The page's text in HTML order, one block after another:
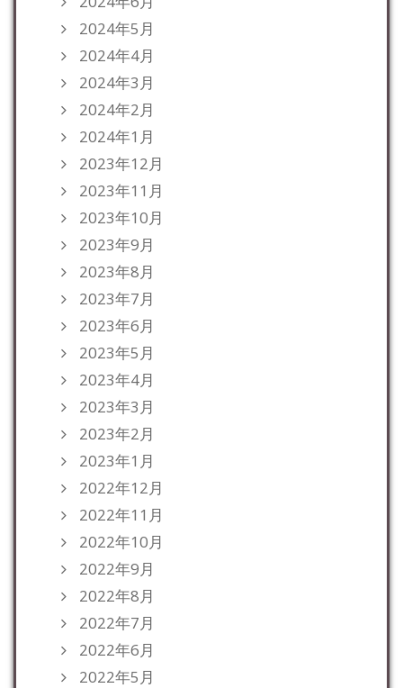
2024年5月
2024年4月
2024年3月
2024年2月
2024年1月
2023年12月
2023年11月
2023年10月
2023年9月
2023年8月
2023年7月
2023年6月
2023年5月
2023年4月
2023年3月
2023年2月
2023年1月
2022年12月
2022年11月
2022年10月
2022年9月
2022年8月
2022年7月
2022年6月
2022年5月